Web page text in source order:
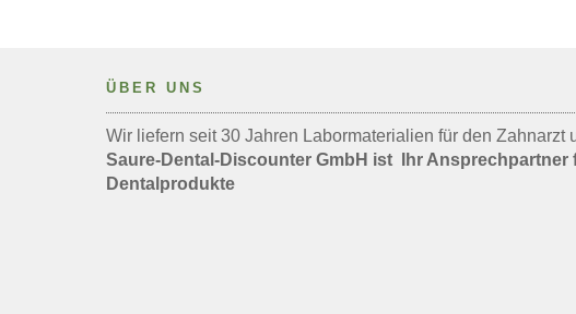
ÜBER UNS
Wir liefern seit 30 Jahren Labormaterialien für den Zahnarzt
Saure-Dental-Discounter GmbH ist Ihr Ansprechpartner
Dentalprodukte